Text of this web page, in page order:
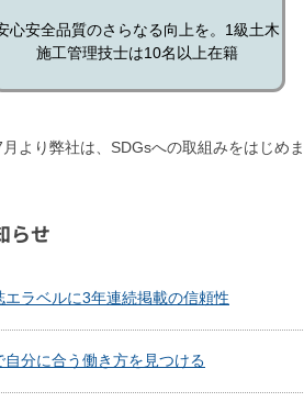
心安全品質のさらなる向上を。1級土木
施工管理技士は10名以上在籍
より弊社は、SDGsへの取組みをはじめ
らせ
ラベルに3年連続掲載の信頼性
分に合う働き方を見つける